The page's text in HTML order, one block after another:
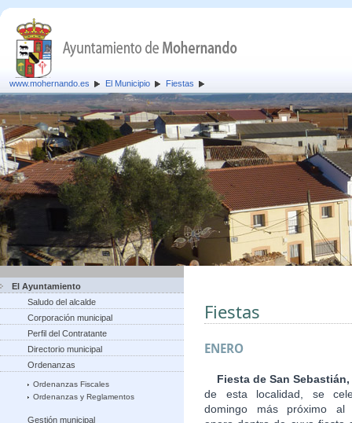
www.mohernando.es El Municipio Fiestas
El Ayuntamiento
Saludo del alcalde
Corporación municipal
Perfil del Contratante
Directorio municipal
Ordenanzas
Ordenanzas Fiscales
Ordenanzas y Reglamentos
Gestión municipal
Fiestas
ENERO
Fiesta de San Sebastián,
de esta localidad, se
domingo más próximo